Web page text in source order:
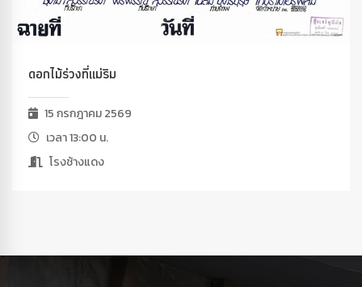
ดอกไม้ร่วงที่แม่ริม
15 กรกฎาคม 2569
เวลา 13:00 น.
โรงช้างแดง